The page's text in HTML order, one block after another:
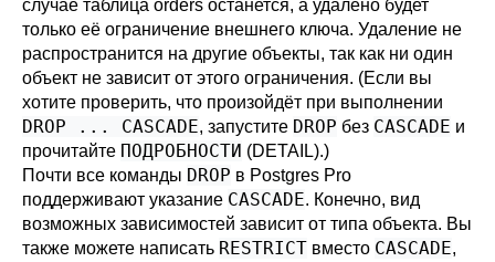
случае таблица orders останется, а удалено будет
только её ограничение внешнего ключа. Удаление не
распространится на другие объекты, так как ни один
объект не зависит от этого ограничения. (Если вы
хотите проверить, что произойдёт при выполнении
DROP ... CASCADE, запустите DROP без CASCADE и
прочитайте ПОДРОБНОСТИ (DETAIL).)
Почти все команды DROP в Postgres Pro
поддерживают указание CASCADE. Конечно, вид
возможных зависимостей зависит от типа объекта. Вы
также можете написать RESTRICT вместо CASCADE,